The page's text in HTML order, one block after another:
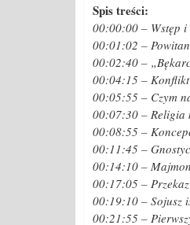
Spis treści:
00:00:00 – Wstęp
00:01:02 –
00:02:40 –
00:04:15 –
00:05:55 – Czym
00:07:30 – Religia
00:08:55 –
00:11:45 –
00:14:10 –
00:17:05 –
00:19:10 – Sojusz
00:21:55 –